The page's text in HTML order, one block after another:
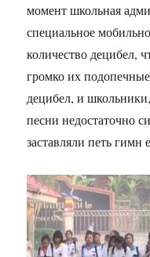
момент школьная
специальное
количество децибел,
громко их
децибел, и
песни недостаточно
заставляли петь гимн